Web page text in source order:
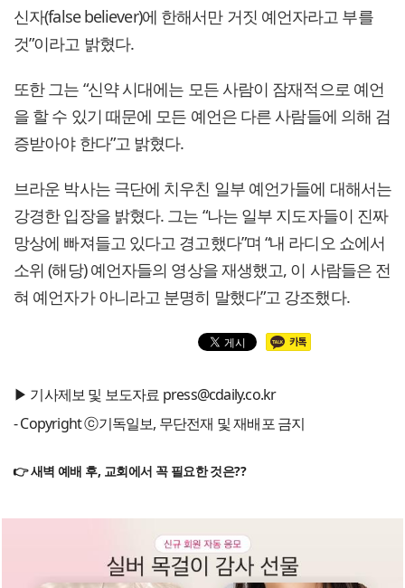
신자(false believer)에 한해서만 거짓 예언자라고 부를
것”이라고 밝혔다.
또한 그는 “신약 시대에는 모든 사람이 잠재적으로 예언
을 할 수 있기 때문에 모든 예언은 다른 사람들에 의해 검
증받아야 한다”고 밝혔다.
브라운 박사는 극단에 치우친 일부 예언가들에 대해서는
강경한 입장을 밝혔다. 그는 “나는 일부 지도자들이 진짜
망상에 빠져들고 있다고 경고했다”며 “내 라디오 쇼에서
소위 (해당) 예언자들의 영상을 재생했고, 이 사람들은 전
혀 예언자가 아니라고 분명히 말했다”고 강조했다.
▶ 기사제보 및 보도자료 press@cdaily.co.kr
- Copyright ⓒ기독일보, 무단전재 및 재배포 금지
👉 새벽 예배 후, 교회에서 꼭 필요한 것은??